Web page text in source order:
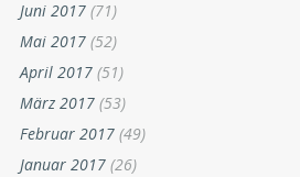
Juni 2017 (71)
Mai 2017 (52)
April 2017 (51)
März 2017 (53)
Februar 2017 (49)
Januar 2017 (26)